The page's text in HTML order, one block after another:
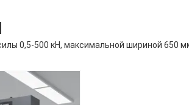
0,5-500 кН, максимальной шириной 650